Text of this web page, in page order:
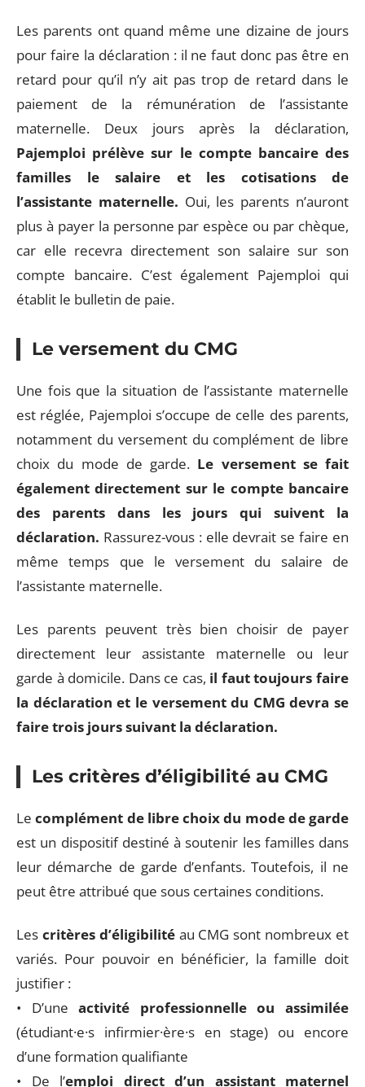
Les parents ont quand même une dizaine de jours
pour faire la déclaration : il ne faut donc pas être en
retard pour qu’il n’y ait pas trop de retard dans le
paiement de la rémunération de l’assistante
maternelle. Deux jours après la déclaration,
Pajemploi prélève sur le compte bancaire des
familles le salaire et les cotisations de
l’assistante maternelle. Oui, les parents n’auront
plus à payer la personne par espèce ou par chèque,
car elle recevra directement son salaire sur son
compte bancaire. C’est également Pajemploi qui
établit le bulletin de paie.
Le versement du CMG
Une fois que la situation de l’assistante maternelle
est réglée, Pajemploi s’occupe de celle des parents,
notamment du versement du complément de libre
choix du mode de garde. Le versement se fait
également directement sur le compte bancaire
des parents dans les jours qui suivent la
déclaration. Rassurez-vous : elle devrait se faire en
même temps que le versement du salaire de
l’assistante maternelle.
Les parents peuvent très bien choisir de payer
directement leur assistante maternelle ou leur
garde à domicile. Dans ce cas, il faut toujours faire
la déclaration et le versement du CMG devra se
faire trois jours suivant la déclaration.
Les critères d’éligibilité au CMG
Lecomplément de libre choix du mode de garde
est un dispositif destiné à soutenir les familles dans
leur démarche de garde d’enfants. Toutefois, il ne
peut être attribué que sous certaines conditions.
Les critères d’éligibilitéau CMG sont nombreux et
variés. Pour pouvoir en bénéficier, la famille doit
justifier :
• D’uneactivité professionnelle ou assimilée
(étudiant·e·s infirmier·ère·s en stage) ou encore
d’une formation qualifiante
• De l’emploi direct d’un assistant maternel